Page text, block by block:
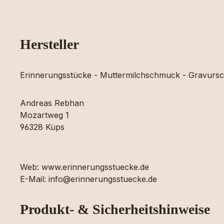
Hersteller
Erinnerungsstücke - Muttermilchschmuck -
Andreas Rebhan
Mozartweg 1
96328 Küps
Web: www.erinnerungsstuecke.de
E-Mail: info@erinnerungsstuecke.de
Produkt- & Sicherheitshinweise